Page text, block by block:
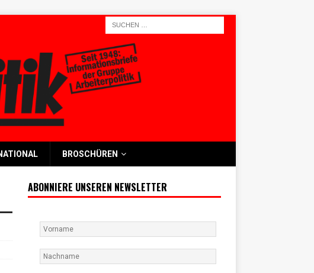
BROSCHÜREN
ABONNIERE UNSEREN NEWSLETTER